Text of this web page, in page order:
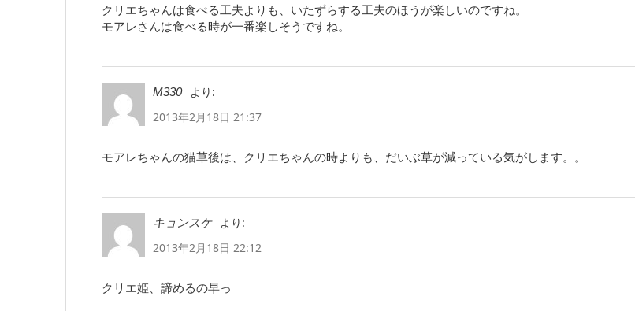
クリエちゃんは食べる工夫よりも、いたずらする工夫のほうが楽しいのですね。
モアレさんは食べる時が一番楽しそうですね。
M330
より:
2013年2月18日 21:37
モアレちゃんの猫草後は、クリエちゃんの時よりも、だいぶ草が減っている気がします。。
キョンスケ
より:
2013年2月18日 22:12
クリエ姫、諦めるの早っ